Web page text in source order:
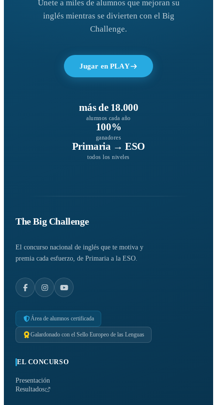
Únete a miles de alumnos que mejoran su
inglés mientras se divierten con el Big
Challenge.
Jugar en PLAY
más de 18.000
alumnos cada año
100%
ganadores
Primaria → ESO
todos los niveles
The Big Challenge
El concurso nacional de inglés que te motiva y
premia cada esfuerzo, de Primaria a la ESO.
Área de alumnos certificada
Galardonado con el Sello Europeo de las Lenguas
EL CONCURSO
Presentación
Resultados